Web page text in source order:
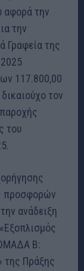
αφορά την
την
Γραφεία της
117.800,00
τον
του
προσφορών
ανάδειξη
Β:
Πράξης